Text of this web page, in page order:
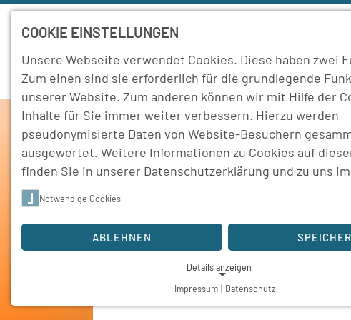
Home Schule
COOKIE EINSTELLUNGEN
Unsere Webseite verwendet Cookies. Diese haben zwei
Zum einen sind sie erforderlich für die grundlegende
unserer Website. Zum anderen können wir mit Hilfe der
Inhalte für Sie immer weiter verbessern. Hierzu werden
pseudonymisierte Daten von Website-Besuchern
ausgewertet. Weitere Informationen zu Cookies auf
finden Sie in unserer Datenschutzerklärung und zu uns im
Notwendige Cookies
ABLEHNEN
Details anzeigen
Notwendige Cookies ermöglichen grundlegende Funktionen und sind
Impressum | Datenschutz